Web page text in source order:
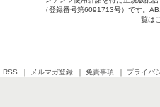
（登録番号第6091713号）です。
覧は
RSS メルマガ登録 免責事項 プライバ